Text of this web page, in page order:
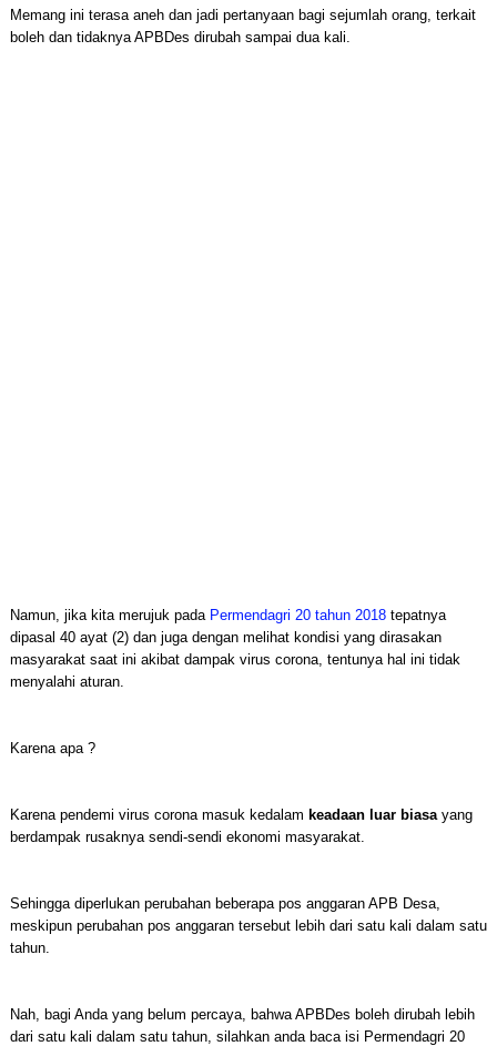
Memang ini terasa aneh dan jadi pertanyaan bagi sejumlah orang, terkait
boleh dan tidaknya APBDes dirubah sampai dua kali.
Namun, jika kita merujuk pada Permendagri 20 tahun 2018tepatnya
dipasal 40 ayat (2) dan juga dengan melihat kondisi yang dirasakan
masyarakat saat ini akibat dampak virus corona, tentunya hal ini tidak
menyalahi aturan.
Karena apa ?
Karena pendemi virus corona masuk kedalam keadaan luar biasayang
berdampak rusaknya sendi-sendi ekonomi masyarakat.
Sehingga diperlukan perubahan beberapa pos anggaran APB Desa,
meskipun perubahan pos anggaran tersebut lebih dari satu kali dalam satu
tahun.
Nah, bagi Anda yang belum percaya, bahwa APBDes boleh dirubah lebih
dari satu kali dalam satu tahun, silahkan anda baca isi Permendagri 20